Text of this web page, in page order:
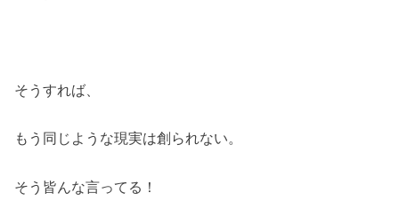
そうすれば、
もう同じような現実は創られない。
そう皆んな言ってる！